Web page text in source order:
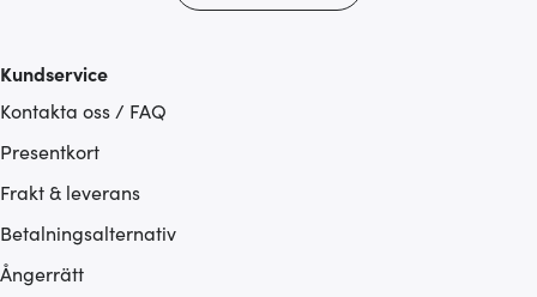
Kundservice
Kontakta oss / FAQ
Presentkort
Frakt & leverans
Betalningsalternativ
Ångerrätt